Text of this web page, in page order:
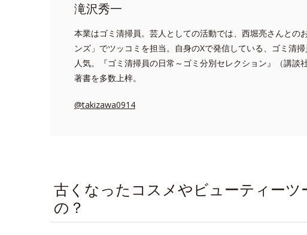
滝沢秀一
本業はゴミ清掃員。芸人としての活動では、西堀亮さんとの
ンズ」でツッコミを担当。自身のXで発信している、ゴミ清
人気。『ゴミ清掃員の日常～ゴミ分別セレクション』（講談
著書を多数上梓。
@takizawa0914
古くなったコスメやビューティー
の？